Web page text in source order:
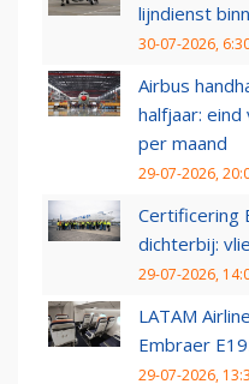
lijndienst
30-07-2026,
Airbus
halfjaar: eind
per maand
29-07-2026,
Certificering
dichterbij:
29-07-2026,
LATAM
Embraer
29-07-2026,